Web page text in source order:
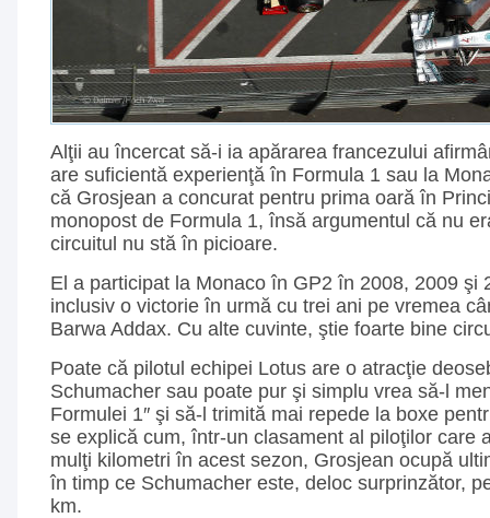
Alţii au încercat să-i ia apărarea francezului
are suficientă experienţă în Formula 1 sau la
că Grosjean a concurat pentru prima oară în
monopost de Formula 1, însă argumentul că nu
circuitul nu stă în picioare.
El a participat la Monaco în GP2 în 2008, 2009 şi
inclusiv o victorie în urmă cu trei ani pe vremea
Barwa Addax. Cu alte cuvinte, ştie foarte bine
Poate că pilotul echipei Lotus are o atracţie
Schumacher sau poate pur şi simplu vrea să-l
Formulei 1″ şi să-l trimită mai repede la boxe
se explică cum, într-un clasament al piloţilor care
mulţi kilometri în acest sezon, Grosjean ocupă
în timp ce Schumacher este, deloc surprinzător,
km.